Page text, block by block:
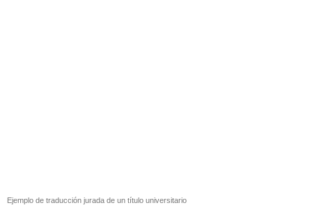
Ejemplo de traducción jurada de un título universitario